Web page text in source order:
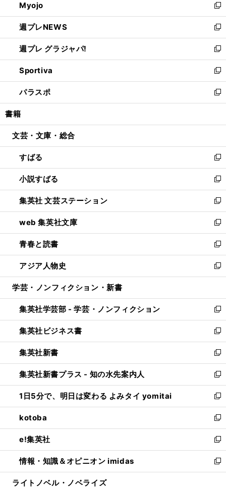
く
で
開
く
ド
ウ
で
開
く
ィ
ン
ド
ウ
で
開
く
Myojo
新
し
い
ウ
ィ
ン
ド
ウ
で
開
週プレNEWS
新
し
い
ウ
ィ
ン
ド
ウ
開
週プレ グラジャパ!
新
し
い
ウ
ィ
ン
ウ
開
く
Sportiva
新
し
い
ウ
ン
ウ
で
開
く
パラスポ
新
し
ウ
ン
ド
ウ
で
開
く
書籍
文芸・文庫・総合
すばる
新
し
い
ウ
ィ
ン
ド
ウ
で
開
く
小説すばる
新
し
い
ウ
ィ
ン
ド
ウ
で
開
集英社 文芸ステーション
新
し
い
ウ
ィ
ン
ド
ウ
開
く
web 集英社文庫
新
し
い
ウ
ィ
ン
ウ
で
開
く
青春と読書
新
し
い
ウ
ン
ド
ウ
で
開
く
アジア人物史
新
し
ウ
ィ
ン
ド
ウ
で
開
く
学芸・ノンフィクション・新書
集英社学芸部 - 学芸・ノンフィクション
新
し
い
ウ
ィ
ン
ド
ウ
で
開
く
集英社ビジネス書
新
し
い
ウ
ィ
ン
ド
ウ
で
開
く
集英社新書
新
し
い
ウ
ィ
ン
ド
ウ
で
開
く
集英社新書プラス - 知の水先案内人
新
し
い
ウ
ィ
ン
ド
ウ
で
開
1日5分で、明日は変わる よみタイ yomitai
新
し
い
ウ
ィ
ン
ド
ウ
kotoba
新
し
い
ウ
ィ
ン
e!集英社
新
し
い
ウ
情報・知識＆オピニオン imidas
新
し
ライトノベル・ノベライズ